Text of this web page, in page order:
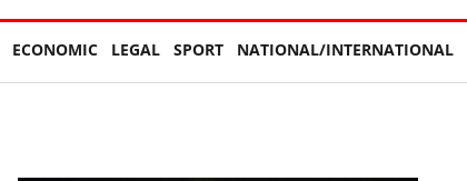
ECONOMIC LEGAL SPORT NATIONAL/INTERNATIONAL